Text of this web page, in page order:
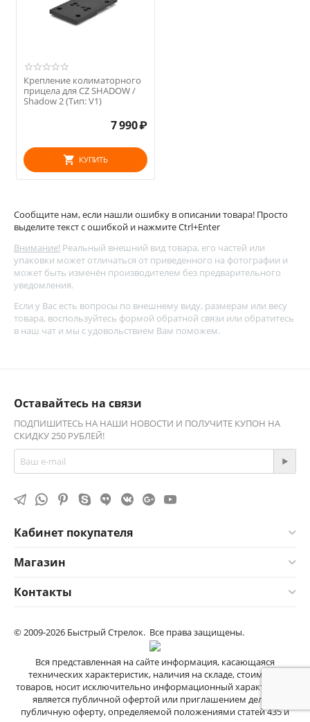
Крепление колиматорного
прицела для CZ SHADOW /
Shadow 2 (Тип: V1)
7 990₽
КУПИТЬ
Сообщите нам, если нашли ошибку в описании товара! Просто
выделите текст с ошибкой и нажмите Ctrl+Enter
Внимание! Реальный внешний вид товара, его частей или
упаковки может отличаться от приведенного на фотографии и
может быть изменён производителем без предварительного
уведомления.
Если у Вас есть вопросы по внешнему виду, размерам или весу
товара, воспользуйтесь формой обратной связи или обратитесь
в наш чат и мы с удовольствием Вам поможем.
Оставайтесь на связи
ПОДПИШИТЕСЬ НА НАШИ НОВОСТИ И ПОЛУЧИТЕ КУПОН НА
СКИДКУ 250 РУБЛЕЙ!
Кабинет покупателя
Магазин
Контакты
© 2009-2026 Быстрый Стрелок. Все права защищены.
Вся представленная на сайте информация, касающаяся
технических характеристик, наличия на складе, стоимости
товаров, носит исключительно информационный характер и не
является публичной офертой или приглашением делать
публичную оферту, определяемой положениями cтатей 435 и